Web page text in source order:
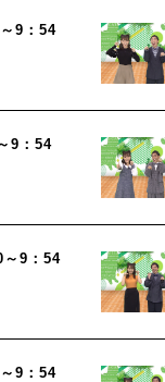
9：54
9：54
～9：54
9：54